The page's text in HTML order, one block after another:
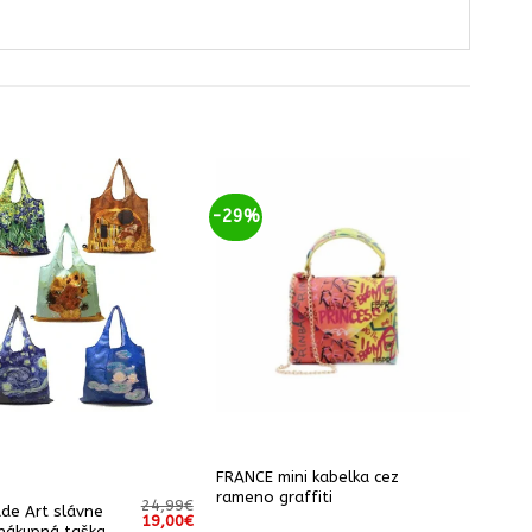
Art slávne
24,99€
Pôvodná
19,00€Aktuálna
-29%
FRANCE mini kabelka cez
rameno graffiti